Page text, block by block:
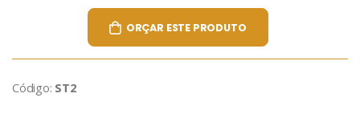
ORÇAR ESTE PRODUTO
Código: ST2